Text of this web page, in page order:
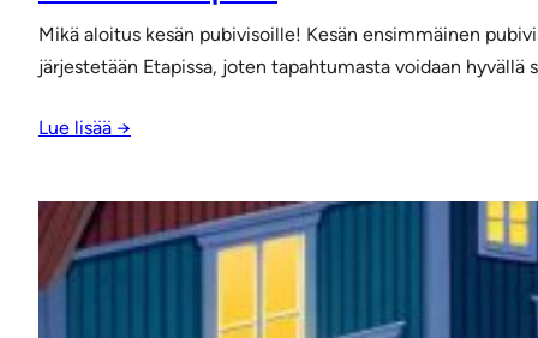
Mikä aloitus kesän pubivisoille! Kesän ensimmäinen
järjestetään Etapissa, joten tapahtumasta voidaan
Lue lisää →